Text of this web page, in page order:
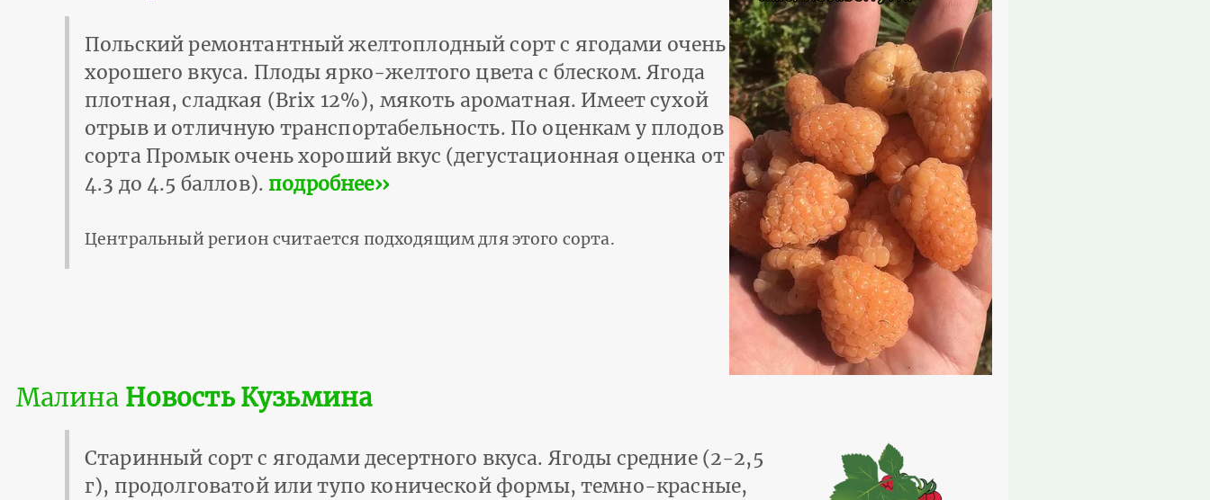
Польский ремонтантный желтоплодный сорт с ягодами очень
хорошего вкуса. Плоды ярко-желтого цвета с блеском. Ягода
плотная, сладкая (Brix 12%), мякоть ароматная. Имеет сухой
отрыв и отличную транспортабельность. По оценкам у плодов
сорта Промык очень хороший вкус (дегустационная оценка от
4.3 до 4.5 баллов). подробнее››
Центральный регион считается подходящим для этого сорта.
Малина Новость Кузьмина
Старинный сорт с ягодами десертного вкуса. Ягоды средние (2-2,5
г), продолговатой или тупо конической формы, темно-красные,